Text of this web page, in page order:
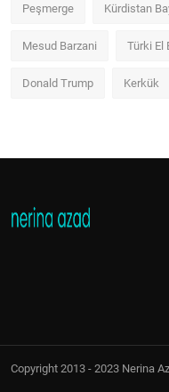
Peşmerge Kürdistan
Mesud Barzani Türki El
Donald Trump Kerkük
Copyright 2013 - 2023 Nerina